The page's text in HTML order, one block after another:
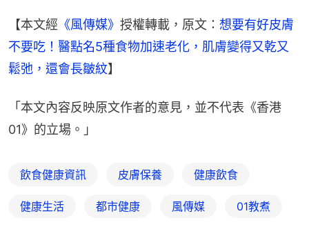
【本文經 《風傳媒》 授權轉載，原文： 想要有好皮膚
不要吃！醫點名5種食物加速老化，肌膚變得又乾又
鬆弛，還會長皺紋】
「本文內容反映原文作者的意見，並不代表《香港
01》的立場。」
飲食健康資訊 皮膚保養 健康飲食
健康生活 都市健康 風傳媒 01教煮